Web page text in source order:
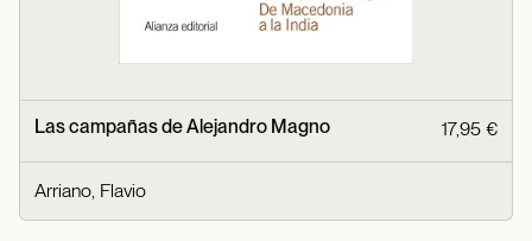
Las campañas de Alejandro Magno 17,95 €
Arriano, Flavio